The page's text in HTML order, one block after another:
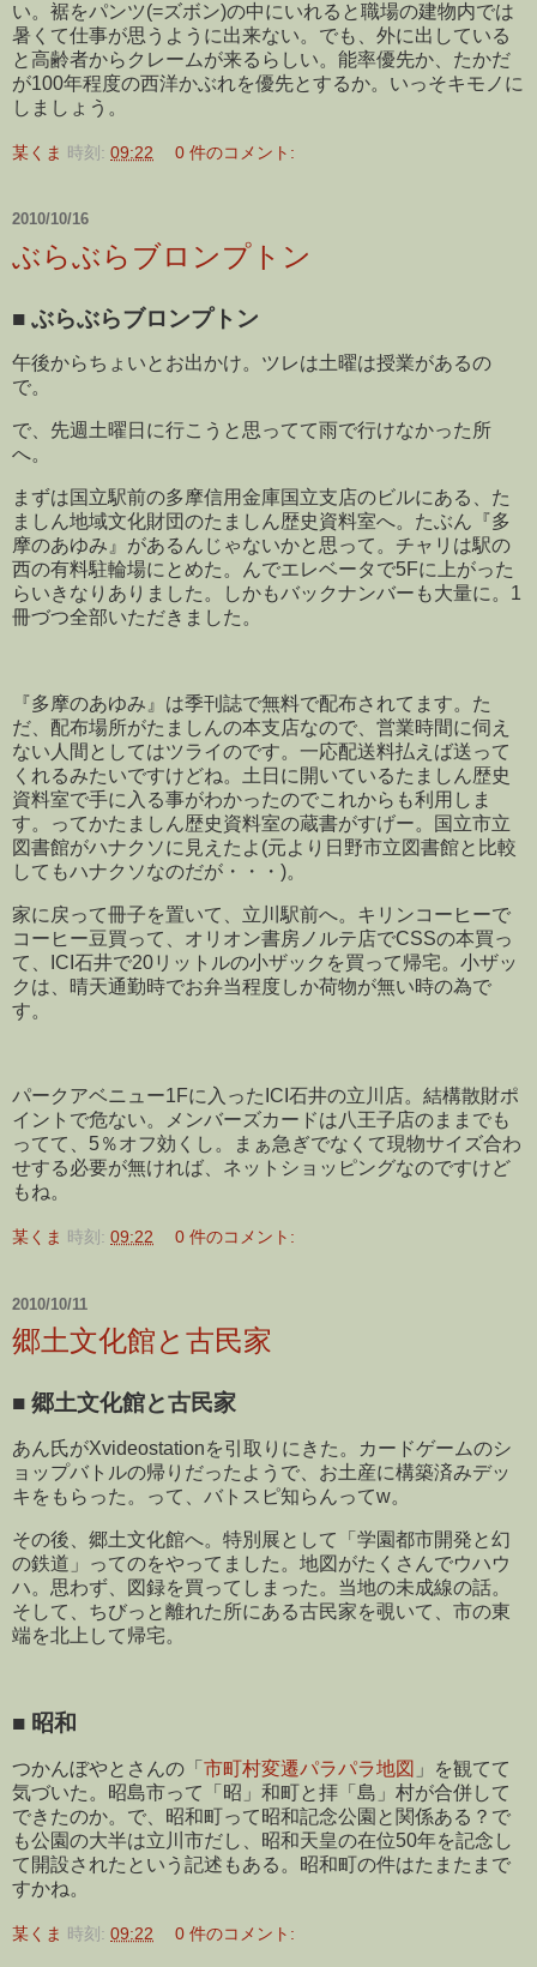
い。裾をパンツ(=ズボン)の中にいれると職場の建物内では
暑くて仕事が思うように出来ない。でも、外に出している
と高齢者からクレームが来るらしい。能率優先か、たかだ
が100年程度の西洋かぶれを優先とするか。いっそキモノに
しましょう。
某くま 時刻: 09:22 0 件のコメント:
2010/10/16
ぶらぶらブロンプトン
■ ぶらぶらブロンプトン
午後からちょいとお出かけ。ツレは土曜は授業があるの
で。
で、先週土曜日に行こうと思ってて雨で行けなかった所
へ。
まずは国立駅前の多摩信用金庫国立支店のビルにある、た
ましん地域文化財団のたましん歴史資料室へ。たぶん『多
摩のあゆみ』があるんじゃないかと思って。チャリは駅の
西の有料駐輪場にとめた。んでエレベータで5Fに上がった
らいきなりありました。しかもバックナンバーも大量に。1
冊づつ全部いただきました。
『多摩のあゆみ』は季刊誌で無料で配布されてます。た
だ、配布場所がたましんの本支店なので、営業時間に伺え
ない人間としてはツライのです。一応配送料払えば送って
くれるみたいですけどね。土日に開いているたましん歴史
資料室で手に入る事がわかったのでこれからも利用しま
す。ってかたましん歴史資料室の蔵書がすげー。国立市立
図書館がハナクソに見えたよ(元より日野市立図書館と比較
してもハナクソなのだが・・・)。
家に戻って冊子を置いて、立川駅前へ。キリンコーヒーで
コーヒー豆買って、オリオン書房ノルテ店でCSSの本買っ
て、ICI石井で20リットルの小ザックを買って帰宅。小ザッ
クは、晴天通勤時でお弁当程度しか荷物が無い時の為で
す。
パークアベニュー1Fに入ったICI石井の立川店。結構散財ポ
イントで危ない。メンバーズカードは八王子店のままでも
ってて、5％オフ効くし。まぁ急ぎでなくて現物サイズ合わ
せする必要が無ければ、ネットショッピングなのですけど
もね。
某くま 時刻: 09:22 0 件のコメント:
2010/10/11
郷土文化館と古民家
■ 郷土文化館と古民家
あん氏がXvideostationを引取りにきた。カードゲームのシ
ョップバトルの帰りだったようで、お土産に構築済みデッ
キをもらった。って、バトスピ知らんってw。
その後、郷土文化館へ。特別展として「学園都市開発と幻
の鉄道」ってのをやってました。地図がたくさんでウハウ
ハ。思わず、図録を買ってしまった。当地の未成線の話。
そして、ちびっと離れた所にある古民家を覗いて、市の東
端を北上して帰宅。
■ 昭和
つかんぼやとさんの「 市町村変遷パラパラ地図 」を観てて
気づいた。昭島市って「昭」和町と拝「島」村が合併して
できたのか。で、昭和町って昭和記念公園と関係ある？で
も公園の大半は立川市だし、昭和天皇の在位50年を記念し
て開設されたという記述もある。昭和町の件はたまたまで
すかね。
某くま 時刻: 09:22 0 件のコメント: